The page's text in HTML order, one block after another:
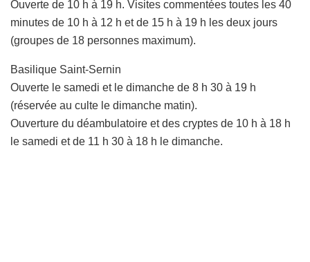
Ouverte de 10 h à 19 h. Visites commentées toutes les 40
minutes de 10 h à 12 h et de 15 h à 19 h les deux jours
(groupes de 18 personnes maximum).
Basilique Saint-Sernin
Ouverte le samedi et le dimanche de 8 h 30 à 19 h
(réservée au culte le dimanche matin).
Ouverture du déambulatoire et des cryptes de 10 h à 18 h
le samedi et de 11 h 30 à 18 h le dimanche.